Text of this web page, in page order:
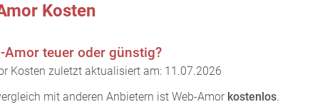
Kosten
Amor teuer oder günstig?
Kosten zuletzt aktualisiert am: 11.07.2026
mit anderen Anbietern ist Web-Amor kostenlos.